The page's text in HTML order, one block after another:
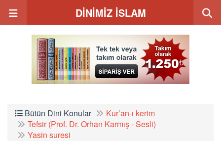
DİNİMİZ İSLAM
Bütün Dini Konular
Kur’an-ı kerim
Tefsir (Prof. Dr. Orhan Karmış - Sesli)
Yasin suresi